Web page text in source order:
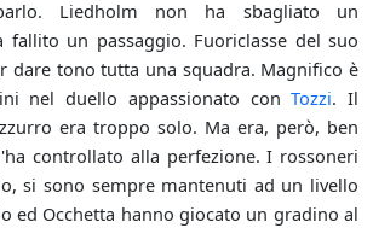
Liedholm non ha sbagliato un
fallito un passaggio. Fuoriclasse del suo
dare tono tutta una squadra. Magnifico è
nel duello appassionato conTozzi. Il
era troppo solo. Ma era, però, ben
controllato alla perfezione. I rossoneri
si sono sempre mantenuti ad un livello
ed Occhetta hanno giocato un gradino al